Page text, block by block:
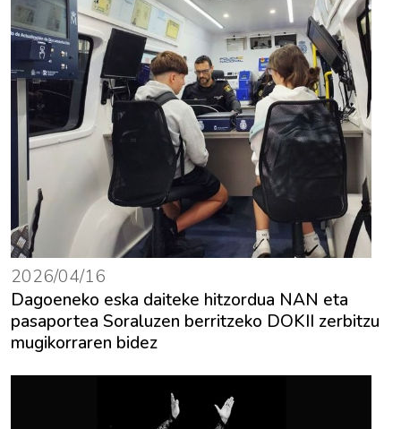
2026/04/16
Dagoeneko eska daiteke hitzordua NAN eta
pasaportea Soraluzen berritzeko DOKII zerbitzu
mugikorraren bidez